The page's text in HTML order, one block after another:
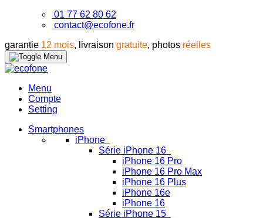
01 77 62 80 62
contact@ecofone.fr
garantie 12 mois, livraison gratuite, photos réelles
Menu
Compte
Setting
Smartphones
iPhone
Série iPhone 16
iPhone 16 Pro
iPhone 16 Pro Max
iPhone 16 Plus
iPhone 16e
iPhone 16
Série iPhone 15